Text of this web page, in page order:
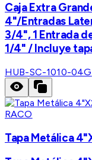
Caja Extra
4"/Entradas
3/4", 1 Entrada
1/4" / Incluye
HUB-SC-1010-04G
RACO
Tapa Metálica